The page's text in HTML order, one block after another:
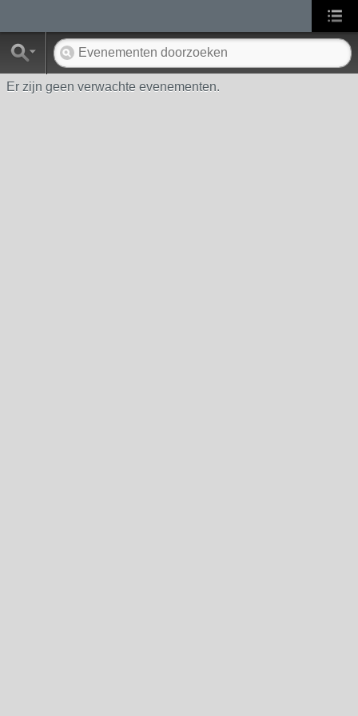
Er zijn geen verwachte evenementen.